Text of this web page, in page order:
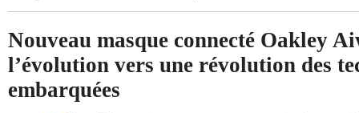
Nouveau masque connecté Oakley
l’évolution vers une révolution des
embarquées